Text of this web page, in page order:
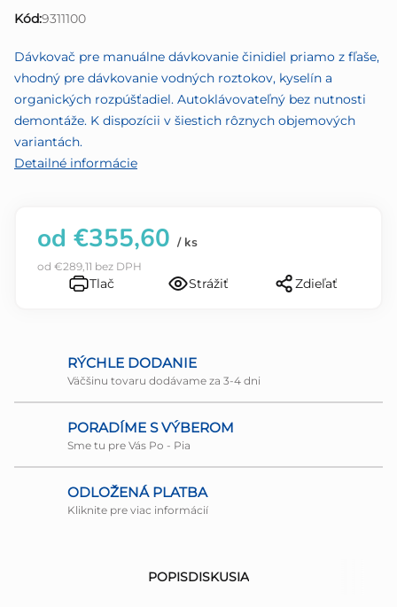
0,0
5
hviezdičiek.
Kód:9311100
Dávkovač pre manuálne dávkovanie činidiel priamo z fľaše,
vhodný pre dávkovanie vodných roztokov, kyselín a
organických rozpúšťadiel. Autoklávovateľný bez nutnosti
demontáže. K dispozícii v šiestich rôznych objemových
variantách.
Detailné informácie
od €355,60 / ks
od €289,11 bez DPH
Tlač Strážiť Zdieľať
RÝCHLE DODANIE
Väčšinu tovaru dodávame za 3-4 dni
PORADÍME S VÝBEROM
Sme tu pre Vás Po - Pia
ODLOŽENÁ PLATBA
Kliknite pre viac informácií
POPISDISKUSIA